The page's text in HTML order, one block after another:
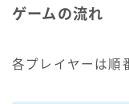
ゲームの流れ
各プレイヤーは順